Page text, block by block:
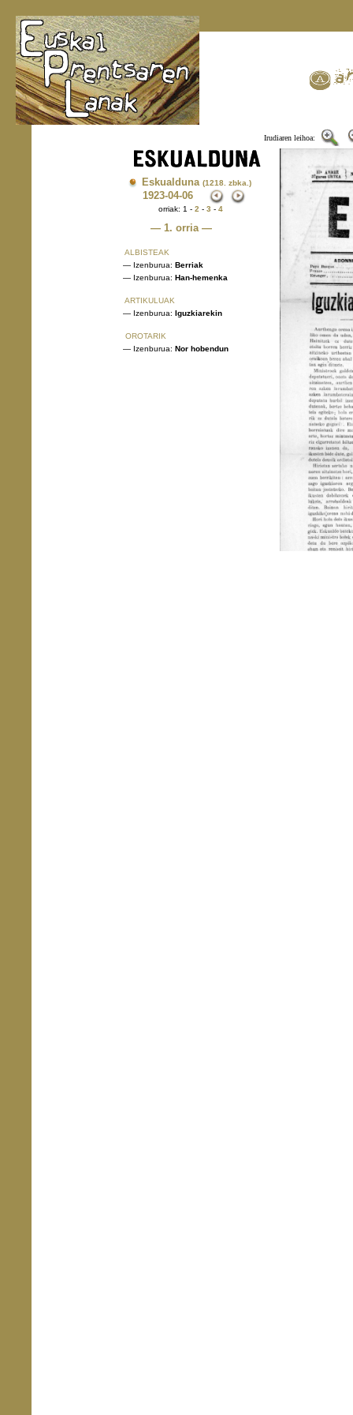
Irudiaren leihoa:
Eskualduna (1218. zbka.)
1923-04-06
orriak: 1 - 2 - 3 - 4
— 1. orria —
ALBISTEAK
— Izenburua: Berriak
— Izenburua: Han-hemenka
ARTIKULUAK
— Izenburua: Iguzkiarekin
OROTARIK
— Izenburua: Nor hobendun